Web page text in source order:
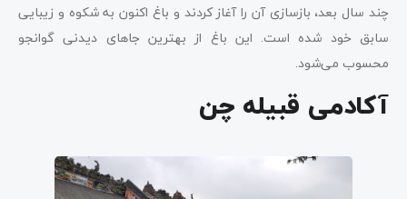
چند سال بعد، بازسازی آن را آغاز کردند و باغ اکنون به شکوه و زیبایی
سابق خود شده است. این باغ از بهترین جاهای دیدنی گوانجو
محسوب می‌شود.
آکادمی قبیله چن